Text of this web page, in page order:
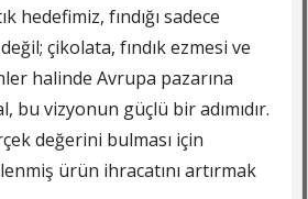
hedefimiz, fındığı sadece
çikolata, fındık ezmesi ve
halinde Avrupa pazarına
bu vizyonun güçlü bir adımıdır.
değerini bulması için
ürün ihracatını artırmak